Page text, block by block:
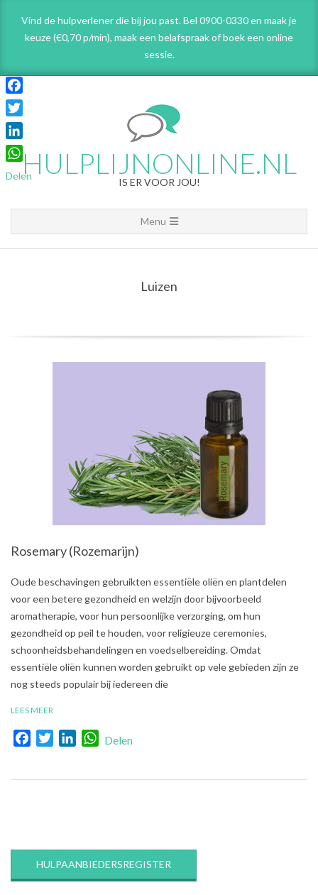
content
Vind de hulpverlener die bij jou past. Bel 0900-0330 en maak je
keuze (€0,70 p/min), maak een belafspraakof boek een online
sessie.
HULPLIJNONLINE.NL
IS ER VOOR JOU!
Navigation
Menu
Menu
Luizen
Rosemary (Rozemarijn)
2021-
Oude beschavingen gebruikten essentiële oliën en plantdelen
voor een betere gezondheid en welzijn door bijvoorbeeld
aromatherapie, voor hun persoonlijke verzorging, om hun
gezondheid op peil te houden, voor religieuze ceremonies,
schoonheidsbehandelingen en voedselbereiding. Omdat
essentiële oliën kunnen worden gebruikt op vele gebieden zijn ze
nog steeds populair bij iedereen die
LEES MEER
FacebookTwitterLinkedInWhatsApp
Delen
HULPAANBIEDERSREGISTER
Facebook
Twitter
LinkedIn
WhatsApp
Delen